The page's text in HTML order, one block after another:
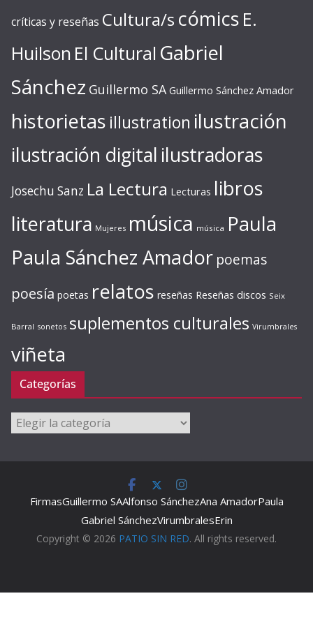
críticas y reseñas Cultura/s cómics E.
Huilson El Cultural Gabriel
Sánchez Guillermo SA Guillermo Sánchez Amador
historietas illustration ilustración
ilustración digital ilustradoras
Josechu Sanz La Lectura Lecturas libros
literatura Mujeres música música Paula
Paula Sánchez Amador poemas
poesía poetas relatos reseñas Reseñas discos Seix
Barral sonetos suplementos culturales Virumbrales
viñeta
Categorías
Categorías
FirmasGuillermo SAAlfonso SánchezAna AmadorPaula
Gabriel SánchezVirumbralesErin
Copyright © 2026 PATIO SIN RED. All rights reserved.